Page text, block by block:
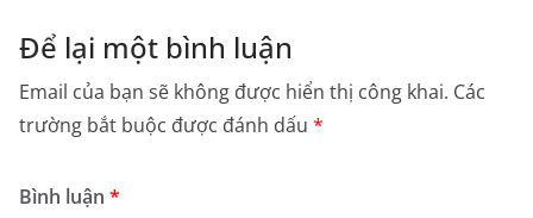
Để lại một bình luận
Email của bạn sẽ không được hiển thị công khai. Các
trường bắt buộc được đánh dấu *
Bình luận *